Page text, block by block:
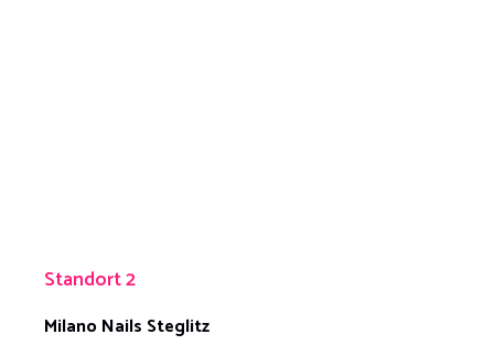
Standort 2
Milano Nails Steglitz